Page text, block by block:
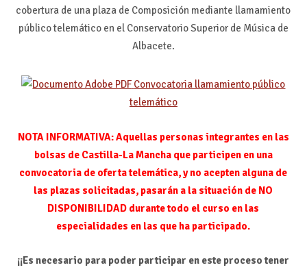
cobertura de una plaza de Composición mediante llamamiento
público telemático en el Conservatorio Superior de Música de
Albacete.
Convocatoria llamamiento público
telemático
NOTA INFORMATIVA:Aquellas personas integrantes en las
bolsas de Castilla-La Mancha que participen en una
convocatoria de oferta telemática, y no acepten alguna de
las plazas solicitadas, pasarán a la situación de NO
DISPONIBILIDAD durante todo el curso en las
especialidades en las que ha participado.
¡¡Es necesario para poder participar en este proceso tener